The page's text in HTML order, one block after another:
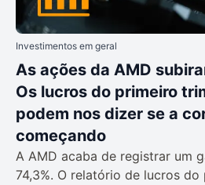
Investimentos em geral
As ações da AMD
Os lucros do primeiro
podem nos dizer se a
começando
A AMD acaba de registrar um
74,3%. O relatório de lucros